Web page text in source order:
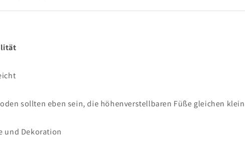
sollten eben sein, die höhenverstellbaren Füße gleichen
und Dekoration